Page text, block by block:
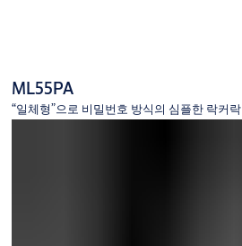
ML55PA
“일체형”으로 비밀번호 방식의 심플한 락커락